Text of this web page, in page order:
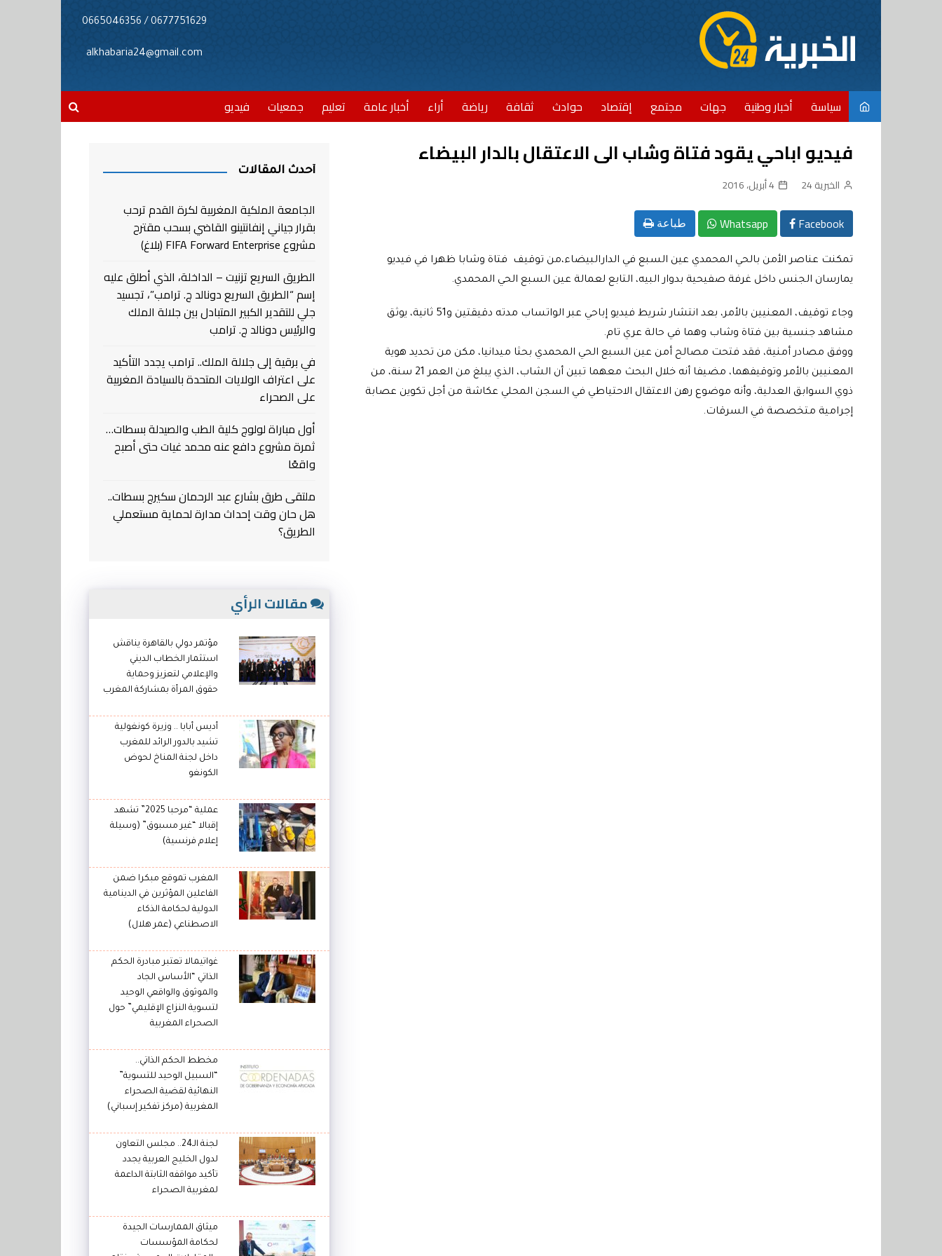
0677751629 / 0665046356
alkhabaria24@gmail.com
سياسة أخبار وطنية جهات مجتمع إقتصاد حوادث ثقافة رياضة أراء أخبار عامة تعليم جمعيات فيديو
فيديو اباحي يقود فتاة وشاب الى الاعتقال بالدار البيضاء
الخبرية 24 4 أبريل، 2016
Facebook
Whatsapp طباعة
تمكنت عناصر الأمن بالحي المحمدي عين السبع في الدارالبيضاء،من توقيف فتاة وشابا ظهرا في فيديو
يمارسان الجنس داخل غرفة صفيحية بدوار البيه، التابع لعمالة عين السبع الحي المحمدي.
وجاء توقيف، المعنيين بالأمر، بعد انتشار شريط فيديو إباحي عبر الواتساب مدته دقيقتين و51 ثانية، يوثق
مشاهد جنسية بين فتاة وشاب وهما في حالة عري تام.
ووفق مصادر أمنية، فقد فتحت مصالح أمن عين السبع الحي المحمدي بحثا ميدانيا، مكن من تحديد هوية
المعنيين بالأمر وتوقيفهما، مضيفا أنه خلال البحث معهما تبين أن الشاب، الذي يبلغ من العمر 21 سنة، من
ذوي السوابق العدلية، وأنه موضوع رهن الاعتقال الاحتياطي في السجن المحلي عكاشة من أجل تكوين عصابة
إجرامية متخصصة في السرقات.
أحدث المقالات
الجامعة الملكية المغربية لكرة القدم ترحب
بقرار جياني إنفانتينو القاضي بسحب مقترح
مشروع FIFA Forward Enterprise (بلاغ)
الطريق السريع تزنيت – الداخلة، الذي أطلق عليه
إسم “الطريق السريع دونالد ج. ترامب”، تجسيد
جلي للتقدير الكبير المتبادل بين جلالة الملك
والرئيس دونالد ج. ترامب
في برقية إلى جلالة الملك.. ترامب يجدد التأكيد
على اعتراف الولايات المتحدة بالسيادة المغربية
على الصحراء
أول مباراة لولوج كلية الطب والصيدلة بسطات…
ثمرة مشروع دافع عنه محمد غيات حتى أصبح
واقعًا
ملتقى طرق بشارع عبد الرحمان سكيرج بسطات..
هل حان وقت إحداث مدارة لحماية مستعملي
الطريق؟
مقالات الرأي
مؤتمر دولي بالقاهرة يناقش
استثمار الخطاب الديني
والإعلامي لتعزيز وحماية
حقوق المرأة بمشاركة المغرب
أديس أبابا .. وزيرة كونغولية
تشيد بالدور الرائد للمغرب
داخل لجنة المناخ لحوض
الكونغو
عملية “مرحبا 2025” تشهد
إقبالا “غير مسبوق” (وسيلة
إعلام فرنسية)
المغرب تموقع مبكرا ضمن
الفاعلين المؤثرين في الدينامية
الدولية لحكامة الذكاء
الاصطناعي (عمر هلال)
غواتيمالا تعتبر مبادرة الحكم
الذاتي “الأساس الجاد
والموثوق والواقعي الوحيد
لتسوية النزاع الإقليمي” حول
الصحراء المغربية
مخطط الحكم الذاتي..
“السبيل الوحيد للتسوية”
النهائية لقضية الصحراء
المغربية (مركز تفكير إسباني)
لجنة الـ24.. مجلس التعاون
لدول الخليج العربية يجدد
تأكيد مواقفه الثابتة الداعمة
لمغربية الصحراء
ميثاق الممارسات الجيدة
لحكامة المؤسسات